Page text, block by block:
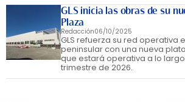
GLS inicia las obras de su
Plaza
Redacción06/10/2025
GLS refuerza su red operativa
peninsular con una nueva
que estará operativa a lo
trimestre de 2026.